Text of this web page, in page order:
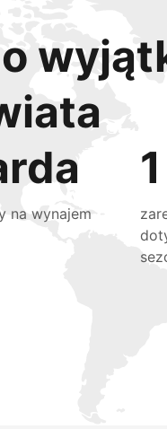
na wynajem